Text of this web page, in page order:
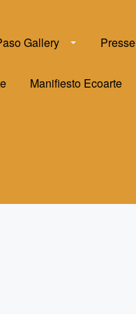
Gallery Presse
Manifiesto Ecoarte